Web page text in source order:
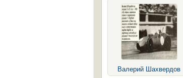
Валерий Шахвердов